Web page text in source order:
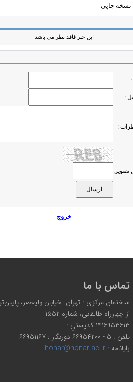
نسخه چاپي
این خبر فاقد نظر می باشد
:
:
:
تصویر:
خروج
تماس با ما
ساختمان مرکزی : تهران- خیابان ولیعصر، پایین‌تر
از چهارراه طالقانی، شماره ۱۵۵۲
۱۴۱۶۹۵۳۶۱۳ كدپستي :
تلفن : ۵ - ۶۶۹۵۴۲۰۰ دورنگار : ۶۶۹۵۱۱۶۷
رایانامه : honar@honar.ac.ir